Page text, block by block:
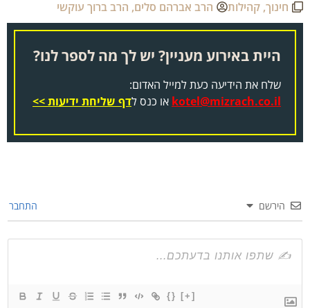
חינוך,קהילות הרב אברהם סלים,הרב ברוך עוקשי
היית באירוע מעניין? יש לך מה לספר לנו?
שלח את הידיעה כעת למייל האדום:
kotel@mizrach.co.ilאו כנס לדף שליחת ידיעות >>
הירשם התחבר
{} [+]